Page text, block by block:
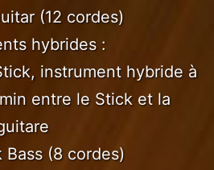
(12 cordes)
hybrides :
instrument hybride à
entre le Stick et la
Bass (8 cordes)